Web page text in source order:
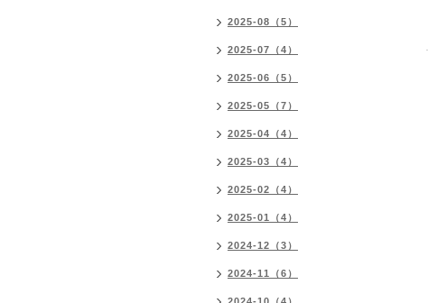
2025-08（5）
2025-07（4）
2025-06（5）
2025-05（7）
2025-04（4）
2025-03（4）
2025-02（4）
2025-01（4）
2024-12（3）
2024-11（6）